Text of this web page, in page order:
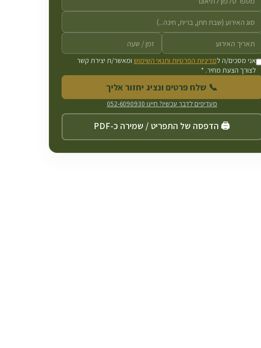
אני מסכים/ה למדיניות הפרטיות ותנאי השימוש ומאשר/ת יצירת קשר
לצורך הצעת מחיר. *
📞 שלח פרטים ונציג יחזור אליך
מעדיפים לדבר עכשיו? חייגו 052-6090930
🖨️ הדפסה של התפריט / שמירה כ-PDF